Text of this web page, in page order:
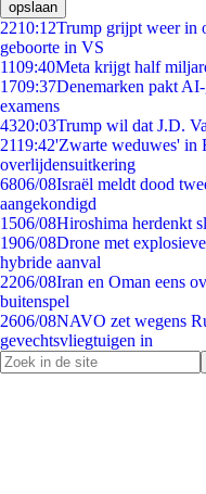
opslaan
2210:12Trump grijpt weer in
geboorte in VS
1109:40Meta krijgt half
1709:37Denemarken pakt
examens
4320:03Trump wil dat J.D.
2119:42'Zwarte weduwes' in
overlijdensuitkering
6806/08Israël meldt dood
aangekondigd
1506/08Hiroshima herdenkt
1906/08Drone met
hybride aanval
2206/08Iran en Oman eens
buitenspel
2606/08NAVO zet wegens
gevechtsvliegtuigen in